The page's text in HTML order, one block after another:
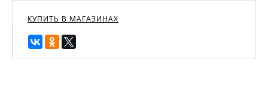
КУПИТЬ В МАГАЗИНАХ